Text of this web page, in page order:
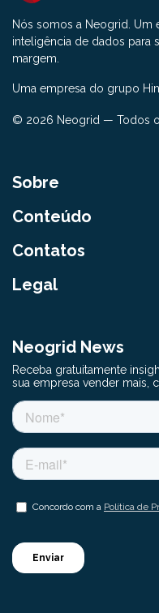
Nós somos a Neogrid. Um
inteligência de dados para
margem.
Uma empresa do grupo
© 2026 Neogrid — Todos
Sobre
Conteúdo
Contatos
Legal
Neogrid News